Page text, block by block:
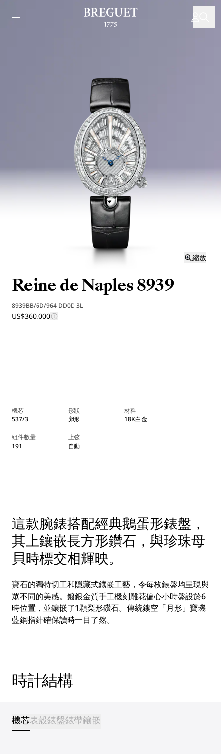
縮放
Reine de Naples 8939
8939BB/6D/964 DD0D 3L
US$360,000
機芯
537/3
形狀
卵形
材料
18K白金
組件數量
191
上弦
自動
這款腕錶搭配經典鵝蛋形錶盤，
其上鑲嵌長方形鑽石，與珍珠母
貝時標交相輝映。
寶石的獨特切工和隱藏式鑲嵌工藝，令每枚錶盤均呈現與
眾不同的美感。鍍銀金質手工機刻雕花偏心小時盤設於6
時位置，並鑲嵌了1顆梨形鑽石。傳統鏤空「月形」寶璣
藍鋼指針確保讀時一目了然。
時計結構
機芯表殼錶盤錶帶鑲嵌